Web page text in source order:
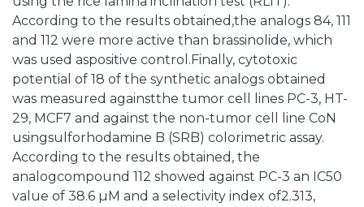
According to the results obtained,the analogs 84, 111
and 112 were more active than brassinolide, which
was used aspositive control.Finally, cytotoxic
potential of 18 of the synthetic analogs obtained
was measured againstthe tumor cell lines PC-3, HT-
29, MCF7 and against the non-tumor cell line CoN
usingsulforhodamine B (SRB) colorimetric assay.
According to the results obtained, the
analogcompound 112 showed against PC-3 an IC50
value of 38.6 µM and a selectivity index of2.313,